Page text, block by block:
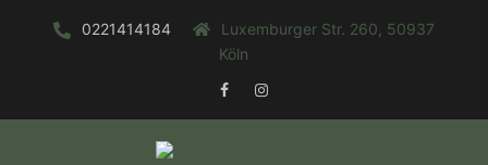
0221414184
Luxemburger Str. 260, 50937
Köln
FACEBOOKINSTAGRAM